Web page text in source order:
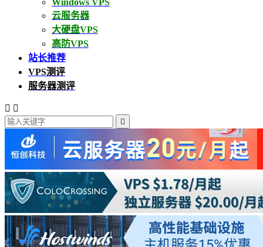
Windows VPS
云服务器
大硬盘VPS
高防VPS
站长推荐
VPS测评
服务器测评
 
